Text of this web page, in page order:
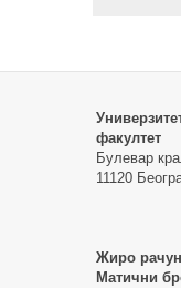
факултет
Булевар
11120
Жиро
Матични